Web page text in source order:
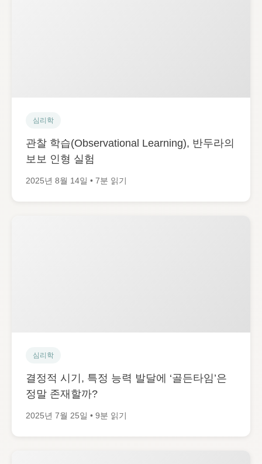
심리학
관찰 학습(Observational Learning), 반두라의
보보 인형 실험
2025년 8월 14일 • 7분 읽기
심리학
결정적 시기, 특정 능력 발달에 ‘골든타임’은
정말 존재할까?
2025년 7월 25일 • 9분 읽기